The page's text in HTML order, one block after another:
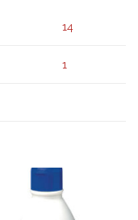
14
1